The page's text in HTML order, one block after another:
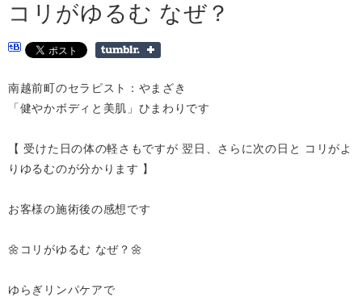
コリがゆるむ なぜ？
南越前町のセラピスト：やまざき
「健やかボディと美肌」ひまわりです
【 受けた日の体の軽さもですが 翌日、さらに次の日と コリがよ
りゆるむのが分かります 】
お客様の施術後の感想です
🌼コリがゆるむ なぜ？🌼
ゆらぎリンパケアで